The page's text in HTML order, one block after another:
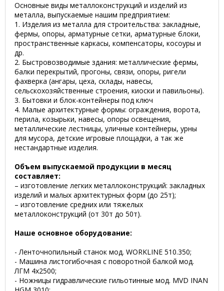
Основные виды металлоконструкций и изделий из
металла, выпускаемые нашим предприятием:
1. Изделия из металла для строительства: закладные,
фермы, опоры, арматурные сетки, арматурные блоки,
пространственные каркасы, компенсаторы, косоуры и
др.
2. Быстровозводимые здания: металлические фермы,
балки перекрытий, прогоны, связи, опоры, ригели
фахверка (ангары, цеха, склады, навесы,
сельскохозяйственные строения, киоски и павильоны).
3. Бытовки и блок-контейнеры под ключ
4. Малые архитектурные формы: ограждения, ворота,
перила, козырьки, навесы, опоры освещения,
металлические лестницы, уличные контейнеры, урны
для мусора, детские игровые площадки, а так же
нестандартные изделия.
Объем выпускаемой продукции в месяц
составляет:
– изготовление легких металлоконструкций: закладных
изделий и малых архитектурных форм (до 25т);
– изготовление средних или тяжелых
металлоконструкций (от 30т до 50т).
Наше основное оборудование:
- Ленточнопильный станок мод. WORKLINE 510.350;
- Машина листогибочная с поворотной балкой мод.
ЛГМ 4х2500;
- Ножницы гидравлические гильотинные мод. MVD INAN